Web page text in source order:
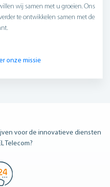
wij samen met u groeien. Ons
te ontwikkelen samen met de
onze missie
voor de innovatieve diensten
Telecom?